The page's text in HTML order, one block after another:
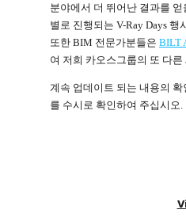
분야에서 더 뛰어난 결과를
별로 진행되는 V-Ray Days 행
또한 BIM 전문가분들은 BILT
여 저희 카오스그룹의 또 다
계속 업데이트 되는 내용의 확
를 수시로 확인하여 주십시오.